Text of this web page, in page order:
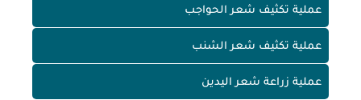
عملية تكثيف شعر الحواجب
عملية تكثيف شعر الشنب
عملية زراعة شعر اليدين